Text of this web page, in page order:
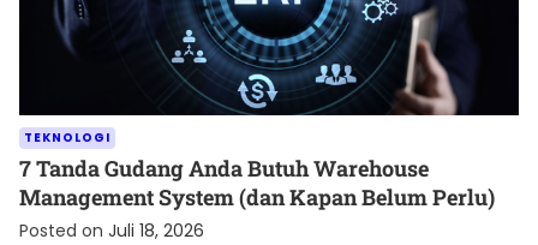
TEKNOLOGI
7 Tanda Gudang Anda Butuh Warehouse
Management System (dan Kapan Belum Perlu)
Posted on Juli 18, 2026